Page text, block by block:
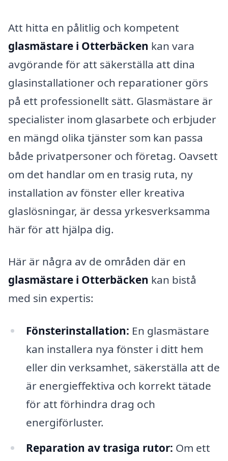
Att hitta en pålitlig och kompetent
glasmästare i Otterbäcken kan vara
avgörande för att säkerställa att dina
glasinstallationer och reparationer görs
på ett professionellt sätt. Glasmästare är
specialister inom glasarbete och erbjuder
en mängd olika tjänster som kan passa
både privatpersoner och företag. Oavsett
om det handlar om en trasig ruta, ny
installation av fönster eller kreativa
glaslösningar, är dessa yrkesverksamma
här för att hjälpa dig.
Här är några av de områden där en
glasmästare i Otterbäcken kan bistå
med sin expertis:
Fönsterinstallation: En glasmästare
kan installera nya fönster i ditt hem
eller din verksamhet, säkerställa att de
är energieffektiva och korrekt tätade
för att förhindra drag och
energiförluster.
Reparation av trasiga rutor: Om ett